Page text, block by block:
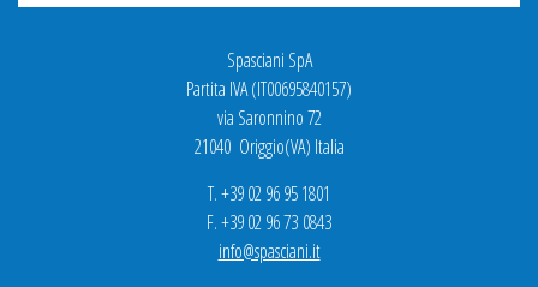
Spasciani SpA
Partita IVA (IT00695840157)
via Saronnino 72
21040 Origgio(VA) Italia
T. +39 02 96 95 1801
F. +39 02 96 73 0843
info@spasciani.it